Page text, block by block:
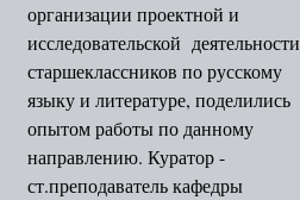
организации проектной и
исследовательской деятельности
старшеклассников по русскому
языку и литературе, поделились
опытом работы по данному
направлению. Куратор -
ст.преподаватель кафедры